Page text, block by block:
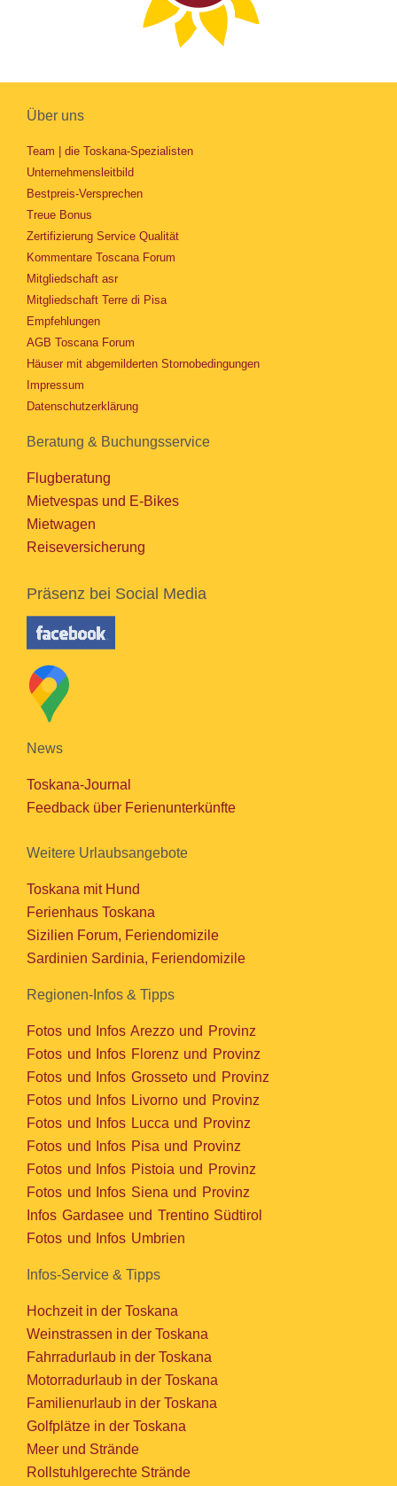
Über uns
Team | die Toskana-Spezialisten
Unternehmensleitbild
Bestpreis-Versprechen
Treue Bonus
Zertifizierung Service Qualität
Kommentare Toscana Forum
Mitgliedschaft asr
Mitgliedschaft Terre di Pisa
Empfehlungen
AGB Toscana Forum
Häuser mit abgemilderten Stornobedingungen
Impressum
Datenschutzerklärung
Beratung & Buchungsservice
Flugberatung
Mietvespas und E-Bikes
Mietwagen
Reiseversicherung
Präsenz bei Social Media
News
Toskana-Journal
Feedback über Ferienunterkünfte
Weitere Urlaubsangebote
Toskana mit Hund
Ferienhaus Toskana
Sizilien Forum, Feriendomizile
Sardinien Sardinia, Feriendomizile
Regionen-Infos & Tipps
Fotos und Infos Arezzo und Provinz
Fotos und Infos Florenz und Provinz
Fotos und Infos Grosseto und Provinz
Fotos und Infos Livorno und Provinz
Fotos und Infos Lucca und Provinz
Fotos und Infos Pisa und Provinz
Fotos und Infos Pistoia und Provinz
Fotos und Infos Siena und Provinz
Infos Gardasee und Trentino Südtirol
Fotos und Infos Umbrien
Infos-Service & Tipps
Hochzeit in der Toskana
Weinstrassen in der Toskana
Fahrradurlaub in der Toskana
Motorradurlaub in der Toskana
Familienurlaub in der Toskana
Golfplätze in der Toskana
Meer und Strände
Rollstuhlgerechte Strände